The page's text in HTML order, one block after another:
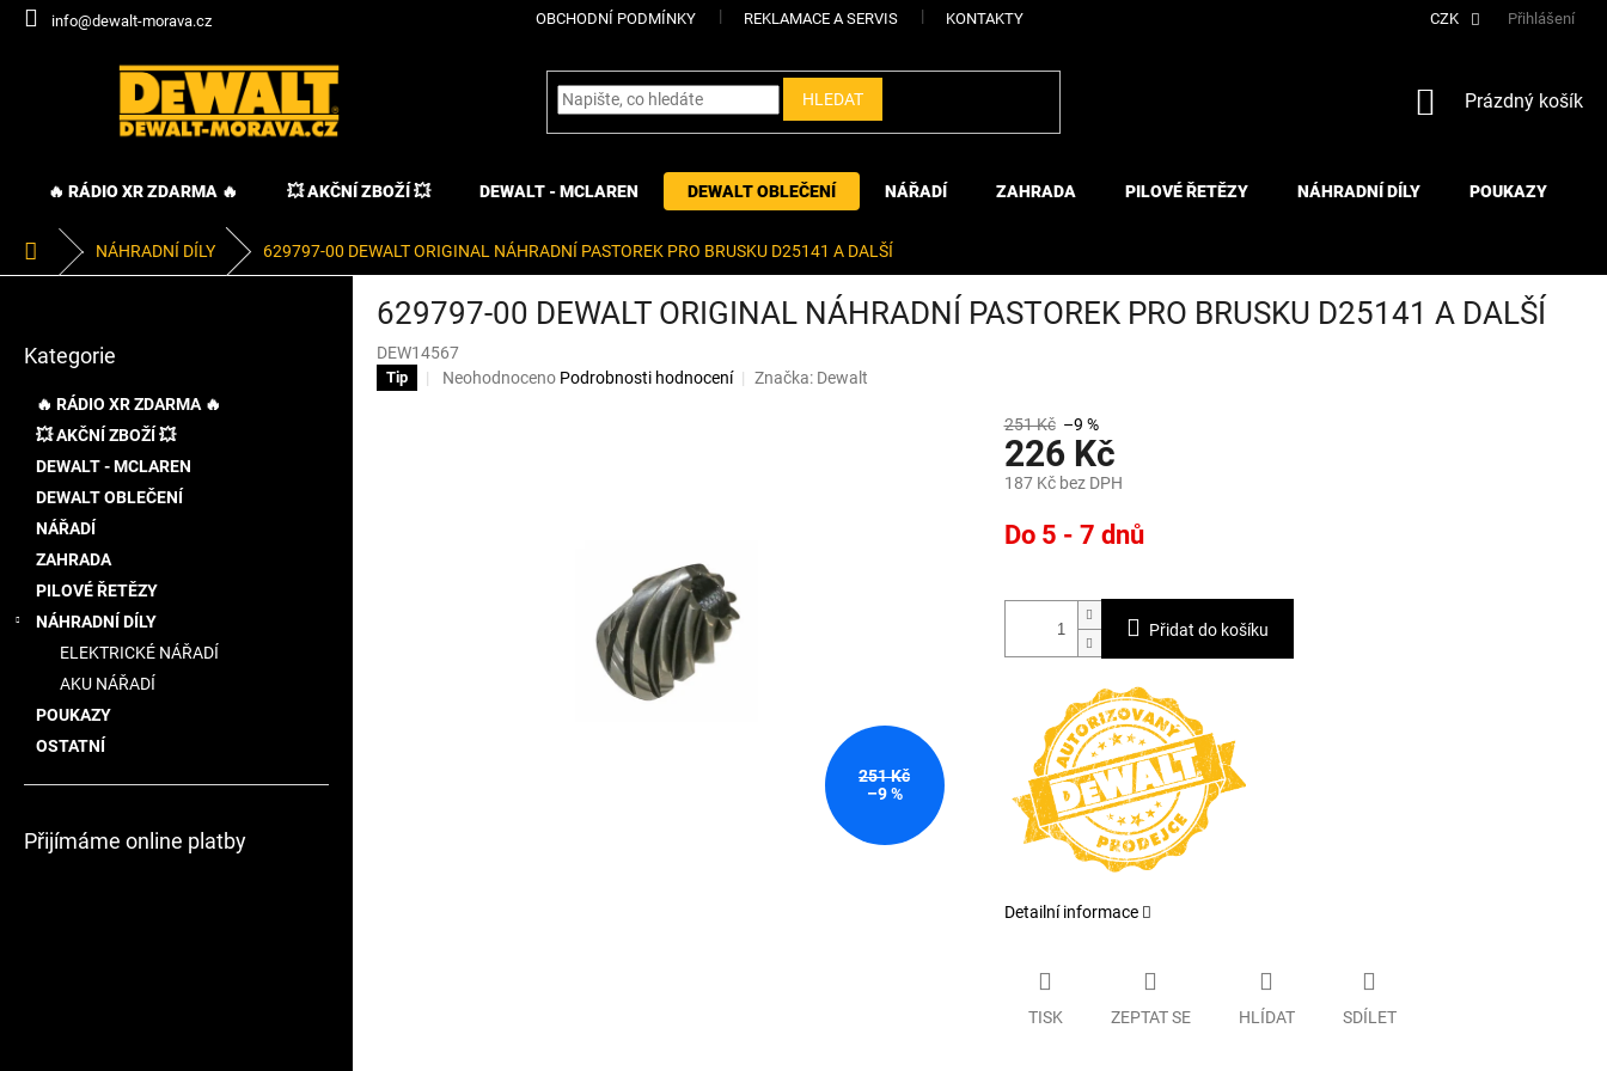
Přejít
info@dewalt-morava.cz OBCHODNÍ PODMÍNKY REKLAMACE A SERVIS KONTAKTY CZK Přihlášení
HLEDAT
NÁKUPNÍ
Prázdný košík
🔥 RÁDIO XR ZDARMA 🔥 💥 AKČNÍ ZBOŽÍ 💥 DEWALT - MCLAREN DEWALT OBLEČENÍ NÁŘADÍ ZAHRADA PILOVÉ ŘETĚZY NÁHRADNÍ DÍLY POUKAZY
Domů NÁHRADNÍ DÍLY 629797-00 DEWALT ORIGINAL NÁHRADNÍ PASTOREK PRO BRUSKU D25141 A DALŠÍ
kategorie
Kategorie
🔥 RÁDIO XR ZDARMA 🔥
💥 AKČNÍ ZBOŽÍ 💥
DEWALT - MCLAREN
DEWALT OBLEČENÍ
NÁŘADÍ
ZAHRADA
PILOVÉ ŘETĚZY
NÁHRADNÍ DÍLY
ELEKTRICKÉ NÁŘADÍ
AKU NÁŘADÍ
POUKAZY
OSTATNÍ
Přijímáme online platby
629797-00 DEWALT ORIGINAL NÁHRADNÍ PASTOREK PRO BRUSKU D25141 A DALŠÍ
DEW14567
Tip
Průměrné
Neohodnoceno Podrobnosti hodnocení Značka: Dewalt
251 Kč
–9 %
251 Kč –9 %
226 Kč
187 Kč bez DPH
cena:
Do 5 - 7 dnů
Přidat do košíku
Detailní informace
TISK ZEPTAT SE HLÍDAT SDÍLET